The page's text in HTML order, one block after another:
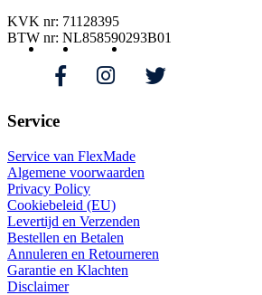
KVK nr: 71128395
BTW nr: NL858590293B01
Service
Service van FlexMade
Algemene voorwaarden
Privacy Policy
Cookiebeleid (EU)
Levertijd en Verzenden
Bestellen en Betalen
Annuleren en Retourneren
Garantie en Klachten
Disclaimer